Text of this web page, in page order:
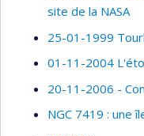
site de la NASA
25-01-1999
01-11-2004
20-11-2006 -
NGC 7419 : une